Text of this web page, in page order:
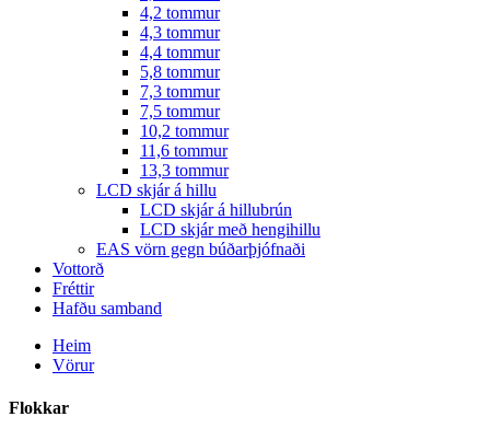
4,2 tommur
4,3 tommur
4,4 tommur
5,8 tommur
7,3 tommur
7,5 tommur
10,2 tommur
11,6 tommur
13,3 tommur
LCD skjár á hillu
LCD skjár á hillubrún
LCD skjár með hengihillu
EAS vörn gegn búðarþjófnaði
Vottorð
Fréttir
Hafðu samband
Heim
Vörur
Flokkar